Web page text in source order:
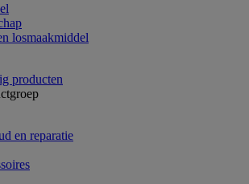
losmaakmiddel
producten
en reparatie